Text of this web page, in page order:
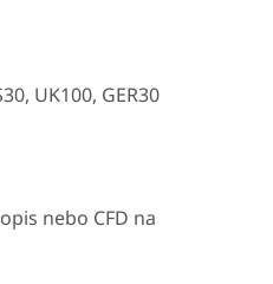
UK100, GER30
nebo CFD na